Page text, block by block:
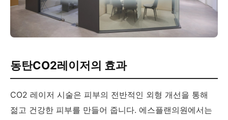
동탄CO2레이저의 효과
CO2 레이저 시술은 피부의 전반적인 외형 개선을 통해
젊고 건강한 피부를 만들어 줍니다. 에스플랜의원에서는